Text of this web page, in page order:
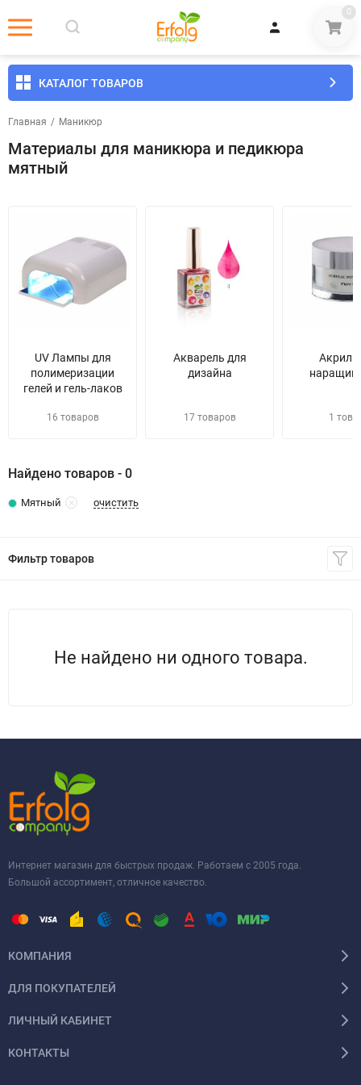
0
КАТАЛОГ ТОВАРОВ
Главная / Маникюр
Материалы для маникюра и педикюра
мятный
UV Лампы для
полимеризации
гелей и гель-лаков
16 товаров
Акварель для
дизайна
17 товаров
Акрил
1
Найдено товаров - 0
Мятный очистить
Фильтр товаров
Не найдено ни одного товара.
Интернет магазин для быстрых продаж. Работаем с 2005 года.
Большой ассортимент, отличное качество.
КОМПАНИЯ
ДЛЯ ПОКУПАТЕЛЕЙ
ЛИЧНЫЙ КАБИНЕТ
КОНТАКТЫ